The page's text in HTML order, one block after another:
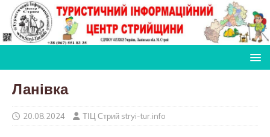
Ланівка
20.08.2024 ТІЦ Стрий stryi-tur.info